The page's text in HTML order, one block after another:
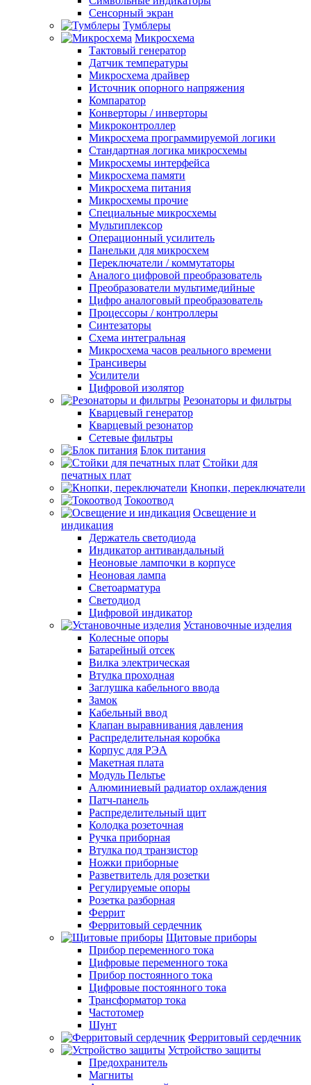
Сенсорный экран
Тумблеры
Микросхема
Тактовый генератор
Датчик температуры
Микросхема драйвер
Источник опорного напряжения
Компаратор
Конверторы / инверторы
Микроконтроллер
Микросхема программируемой логики
Стандартная логика микросхемы
Микросхемы интерфейса
Микросхема памяти
Микросхема питания
Микросхемы прочие
Специальные микросхемы
Мультиплексор
Операционный усилитель
Панельки для микросхем
Переключатели / коммутаторы
Аналого цифровой преобразователь
Преобразователи мультимедийные
Цифро аналоговый преобразователь
Процессоры / контроллеры
Синтезаторы
Схема интегральная
Микросхема часов реального времени
Трансиверы
Усилители
Цифровой изолятор
Резонаторы и фильтры
Кварцевый генератор
Кварцевый резонатор
Сетевые фильтры
Блок питания
Стойки для
печатных плат
Кнопки, переключатели
Токоотвод
Освещение и
индикация
Держатель светодиода
Индикатор антивандальный
Неоновые лампочки в корпусе
Неоновая лампа
Светоарматура
Светодиод
Цифровой индикатор
Установочные изделия
Колесные опоры
Батарейный отсек
Вилка электрическая
Втулка проходная
Заглушка кабельного ввода
Замок
Кабельный ввод
Клапан выравнивания давления
Распределительная коробка
Корпус для РЭА
Макетная плата
Модуль Пельтье
Алюминиевый радиатор охлаждения
Патч-панель
Распределительный щит
Колодка розеточная
Ручка приборная
Втулка под транзистор
Ножки приборные
Разветвитель для розетки
Регулируемые опоры
Розетка разборная
Феррит
Ферритовый сердечник
Щитовые приборы
Прибор переменного тока
Цифровые переменного тока
Прибор постоянного тока
Цифровые постоянного тока
Трансформатор тока
Частотомер
Шунт
Ферритовый сердечник
Устройство защиты
Предохранитель
Магниты